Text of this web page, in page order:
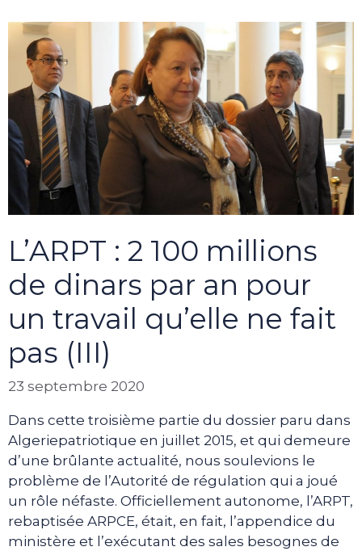
L’ARPT : 2 100 millions
de dinars par an pour
un travail qu’elle ne fait
pas (III)
23 septembre 2020
Dans cette troisième partie du dossier paru dans
Algeriepatriotique en juillet 2015, et qui demeure
d’une brûlante actualité, nous soulevions le
problème de l’Autorité de régulation qui a joué
un rôle néfaste. Officiellement autonome, l’ARPT,
rebaptisée ARPCE, était, en fait, l’appendice du
ministère et l’exécutant des sales besognes de